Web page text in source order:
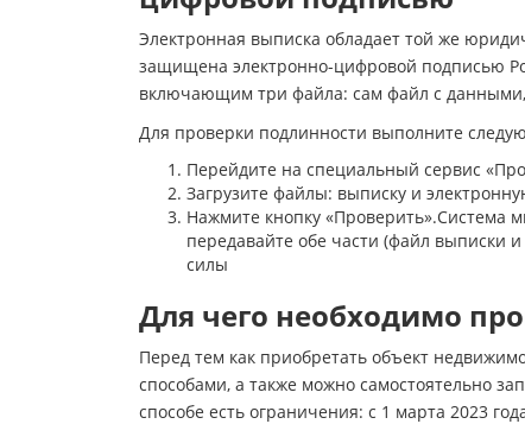
Электронная выписка обладает той же
защищена электронно-цифровой подписью
включающим три файла: сам файл с
Для проверки подлинности выполните
Перейдите на специальный сервис
Загрузите файлы: выписку и
Нажмите кнопку «Проверить».Система
передавайте обе части (файл выписки
силы
Для чего необходимо
Перед тем как приобретать объект
способами, а также можно самостоятельно
способе есть ограничения: с 1 марта 2023